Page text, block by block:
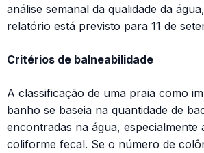
análise semanal da qualidade da
relatório está previsto para 11 de
Critérios de balneabilidade
A classificação de uma praia como
banho se baseia na quantidade de
encontradas na água, especialmente
coliforme fecal. Se o número de